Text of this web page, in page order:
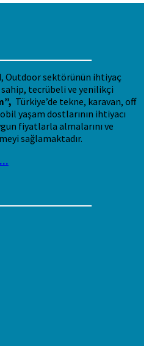
Outdoor sektörünün ihtiyaç
tecrübeli ve yenilikçi
Türkiye’de tekne, karavan, off
yaşam dostlarının ihtiyacı
fiyatlarla almalarını ve
sağlamaktadır.